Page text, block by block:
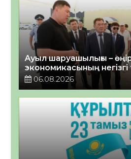
Ауыл шаруашылығы –
экономикасының негізгі
06.08.2026